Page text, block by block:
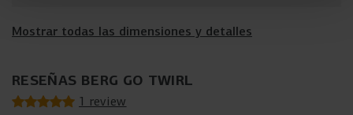
Mostrar todas las dimensiones y detalles
RESEÑAS BERG GO TWIRL
1 review